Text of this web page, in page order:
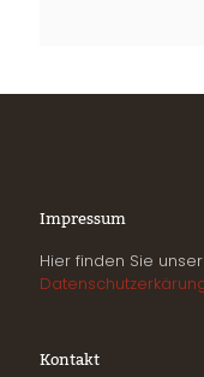
Impressum
Hier finden Sie unser
Kontakt